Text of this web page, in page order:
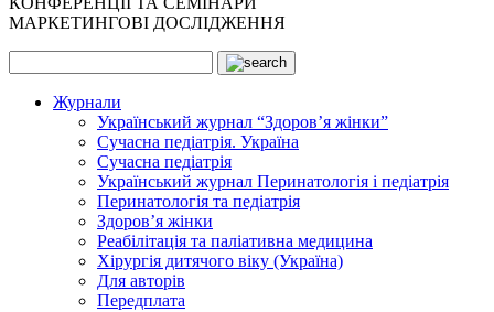
МАРКЕТИНГОВІ ДОСЛІДЖЕННЯ
Журнали
Український журнал “Здоров’я жінки”
Сучасна педіатрія. Україна
Сучасна педіатрія
Український журнал Перинатологія і педіатрія
Перинатологія та педіатрія
Здоров’я жінки
Реабілітація та паліативна медицина
Хірургія дитячого віку (Україна)
Для авторів
Передплата